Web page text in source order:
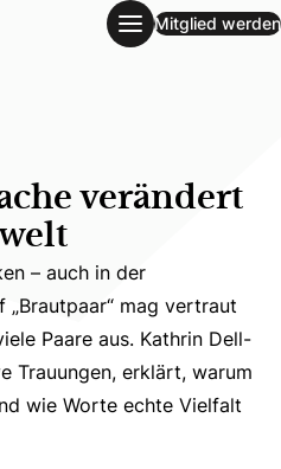
Hochzeitswelt
Mitglied werden
verändert
– auch in der
– auch in der
mag vertraut
Paare aus. Kathrin Dell-
Trauungen, erklärt, warum
wie Worte echte Vielfalt